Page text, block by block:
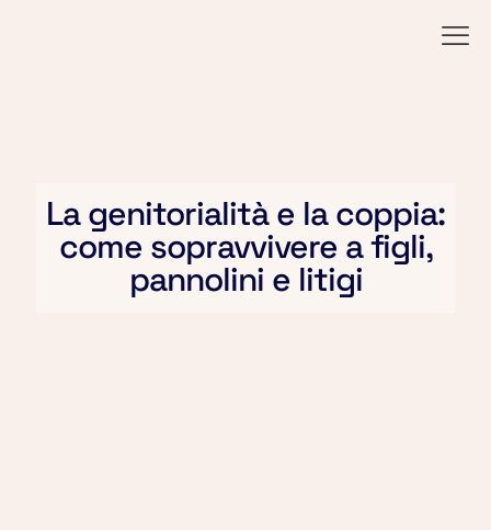
La genitorialità e la coppia:
come sopravvivere a figli,
pannolini e litigi